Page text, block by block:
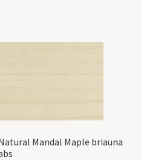
Mandal Maple briauna